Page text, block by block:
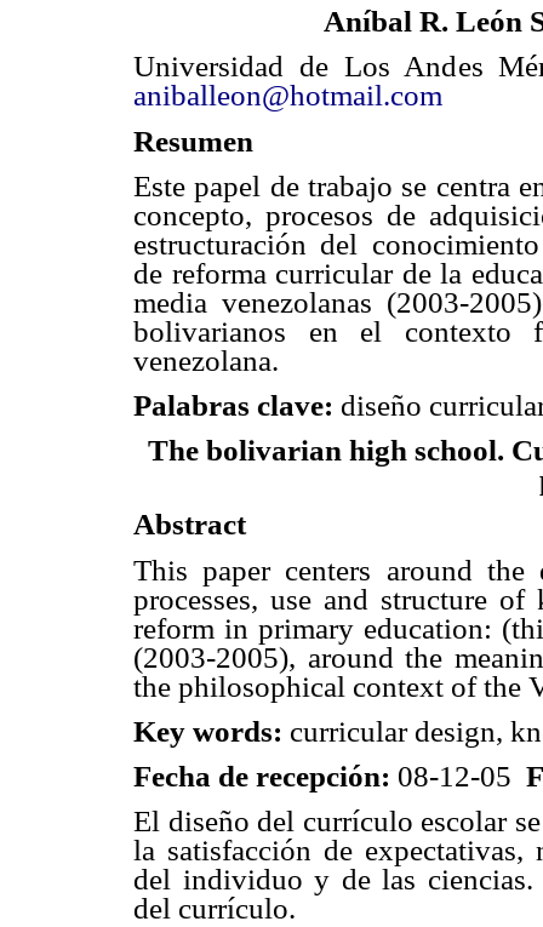
Aníbal R. León
Universidad de Los Andes
aniballeon@hotmail.com
Resumen
Este papel de trabajo se centra
concepto, procesos de
estructuración del
de reforma curricular de la
media venezolanas (2003-
bolivarianos en el contexto
venezolana.
Palabras clave: diseño
The bolivarian high school.
Abstract
This paper centers around
processes, use and structure
reform in primary education:
(2003-2005), around the
the philosophical context of the
Key words: curricular design,
Fecha de recepción: 08-12-05
El diseño del currículo escolar
la satisfacción de expectativas,
del individuo y de las ciencias.
del currículo.